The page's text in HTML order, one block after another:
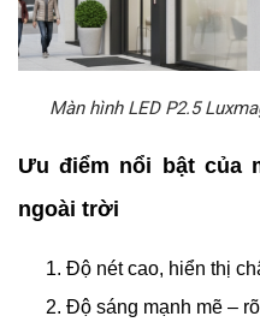
Màn hình LED P2.5
Ưu điểm nổi bật của
ngoài trời
Độ nét cao, hiển thị
Độ sáng mạnh mẽ –